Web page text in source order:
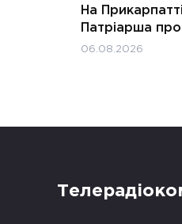
На
Патріарша
06.08.2026